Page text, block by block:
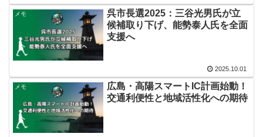
メモ
呉市長選2025：三谷光男氏が立
候補取り下げ、能勢泰人氏を全面
支援へ
2025.10.01
メモ
広島・高陽スマートIC計画始動！
交通利便性と地域活性化への期待